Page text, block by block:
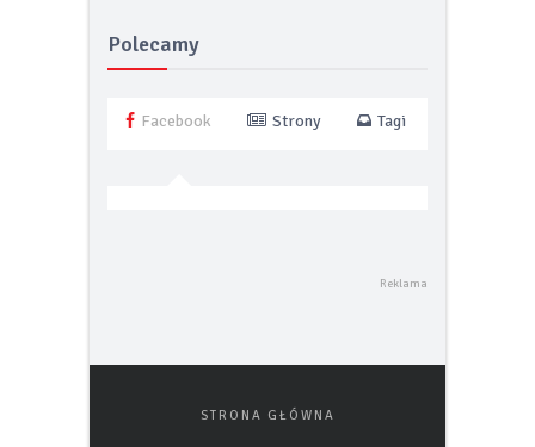
Polecamy
Facebook Strony Tagi
STRONA GŁÓWNA